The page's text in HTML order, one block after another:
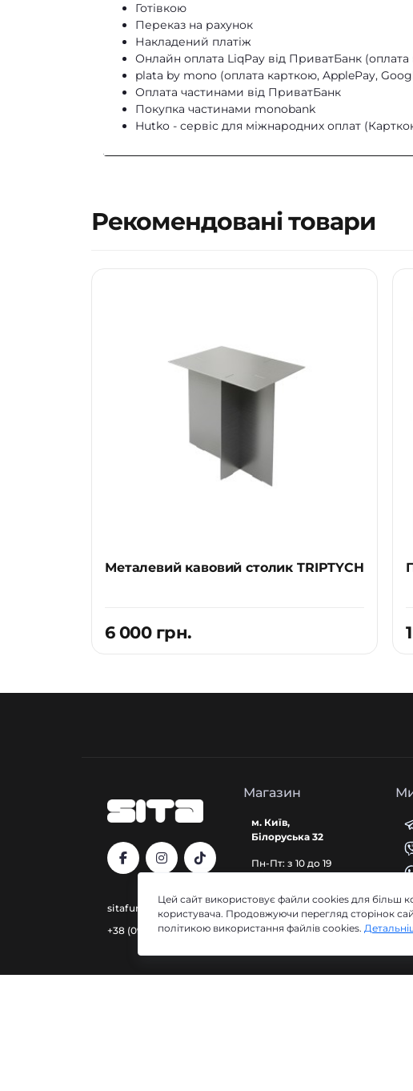
Каркас — нержавіюча сталь
Спинка та сидіння
Nova Post Europa
DHL
Готівкою
Переказ на рахунок
Накладений платіж
Онлайн оплата LiqPay від ПриватБанк
plata by mono (оплата карткою, ApplePay,
Оплата частинами від ПриватБанк
Покупка частинами monobank
Hutko - cервіс для міжнародних оплат
Рекомендовані товари
Металевий кавовий столик TRIPTYCH
6 000 грн.
sitafurniture.ua@gmail.com
+38 (097) 620-15-60
Магазин
м. Київ,
Білоруська 32
Пн-Пт: з 10 до 19
Cб-Нд: з 12 до 17
Цей сайт використовує файли cookies для більш
користувача. Продовжуючи перегляд сторінок
політикою використання файлів cookies.